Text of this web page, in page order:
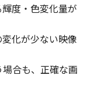
度・色変化量が
化が少ない映像
合も、正確な画